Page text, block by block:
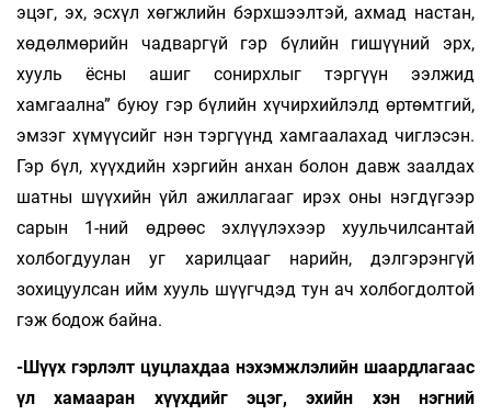
эцэг, эх, эсхүл хөгжлийн бэрхшээлтэй, ахмад настан,
хөдөлмөрийн чадваргүй гэр бүлийн гишүүний эрх,
хууль ёсны ашиг сонирхлыг тэргүүн ээлжид
хамгаална” буюу гэр бүлийн хүчирхийлэлд өртөмтгий,
эмзэг хүмүүсийг нэн тэргүүнд хамгаалахад чиглэсэн.
Гэр бүл, хүүхдийн хэргийн анхан болон давж заалдах
шатны шүүхийн үйл ажиллагааг ирэх оны нэгдүгээр
сарын 1-ний өдрөөс эхлүүлэхээр хуульчилсантай
холбогдуулан уг харилцааг нарийн, дэлгэрэнгүй
зохицуулсан ийм хууль шүүгчдэд тун ач холбогдолтой
гэж бодож байна.
-Шүүх гэрлэлт цуцлахдаа нэхэмжлэлийн шаардлагаас
үл хамааран хүүхдийг эцэг, эхийн хэн нэгний